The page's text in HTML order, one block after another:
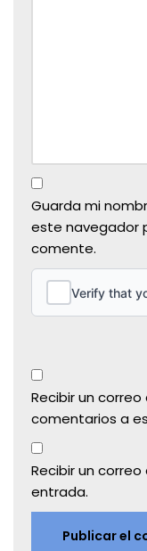
Guarda mi
este navegador
comente.
Recibir un
comentarios a
Recibir un
entrada.